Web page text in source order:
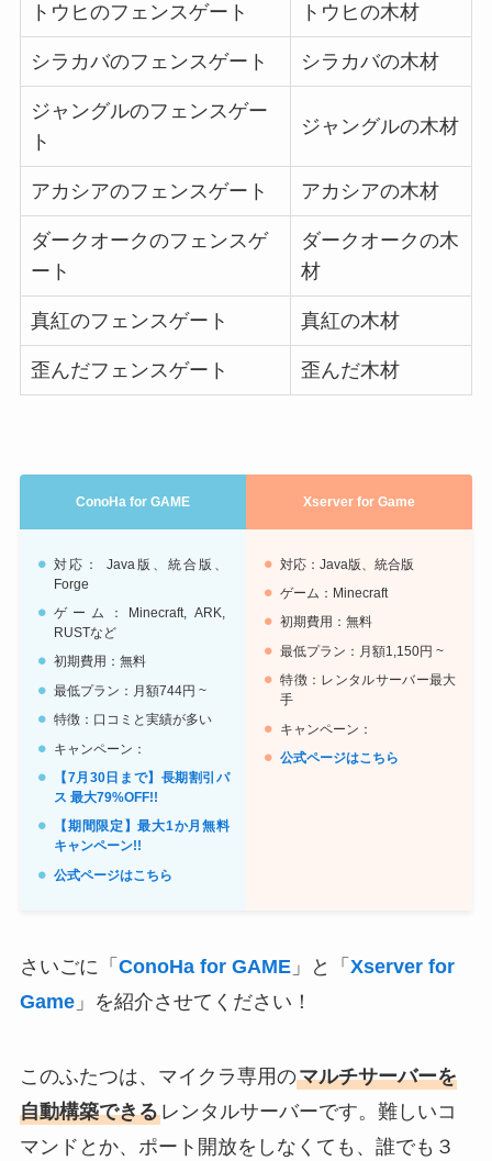
トウヒのフェンスゲート トウヒの木材
シラカバのフェンスゲート シラカバの木材
ジャングルのフェンスゲー
ト
ジャングルの木材
アカシアのフェンスゲート アカシアの木材
ダークオークのフェンスゲ
ート
ダークオークの木
材
真紅のフェンスゲート 真紅の木材
歪んだフェンスゲート 歪んだ木材
ConoHa for GAME Xserver for Game
対応： Java版、統合版、
Forge
ゲーム：Minecraft, ARK,
RUSTなど
初期費用：無料
最低プラン：月額744円 ~
特徴：口コミと実績が多い
キャンペーン：
【7月30日まで】長期割引パ
ス 最大79%OFF!!
【期間限定】最大1か月無料
キャンペーン!!
公式ページはこちら
対応：Java版、統合版
ゲーム：Minecraft
初期費用：無料
最低プラン：月額1,150円 ~
特徴：レンタルサーバー最大
手
キャンペーン：
公式ページはこちら
さいごに「 ConoHa for GAME」と「 Xserver for
Game」を紹介させてください！
このふたつは、マイクラ専用のマルチサーバーを
自動構築できるレンタルサーバーです。難しいコ
マンドとか、ポート開放をしなくても、誰でも３